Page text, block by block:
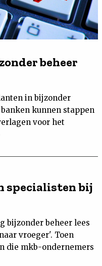
beheer
in bijzonder
kunnen stappen
voor het
specialisten bij
bijzonder beheer lees
vroeger'. Toen
die mkb-ondernemers